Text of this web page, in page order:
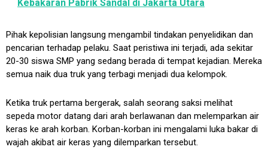
Kebakaran Pabrik Sandal di Jakarta Utara
Pihak kepolisian langsung mengambil tindakan penyelidikan dan
pencarian terhadap pelaku. Saat peristiwa ini terjadi, ada sekitar
20-30 siswa SMP yang sedang berada di tempat kejadian. Mereka
semua naik dua truk yang terbagi menjadi dua kelompok.
Ketika truk pertama bergerak, salah seorang saksi melihat
sepeda motor datang dari arah berlawanan dan melemparkan air
keras ke arah korban. Korban-korban ini mengalami luka bakar di
wajah akibat air keras yang dilemparkan tersebut.